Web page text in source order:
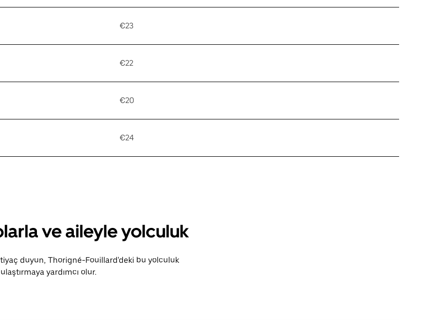
€23
€22
€20
€24
ve aileyle yolculuk
duyun, Thorigné-Fouillard'deki bu yolculuk
yardımcı olur.